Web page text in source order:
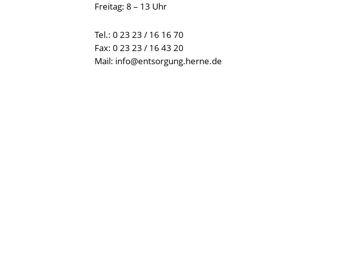
Freitag: 8 – 13 Uhr
Tel.: 0 23 23 / 16 16 70
Fax: 0 23 23 / 16 43 20
Mail: info@entsorgung.herne.de